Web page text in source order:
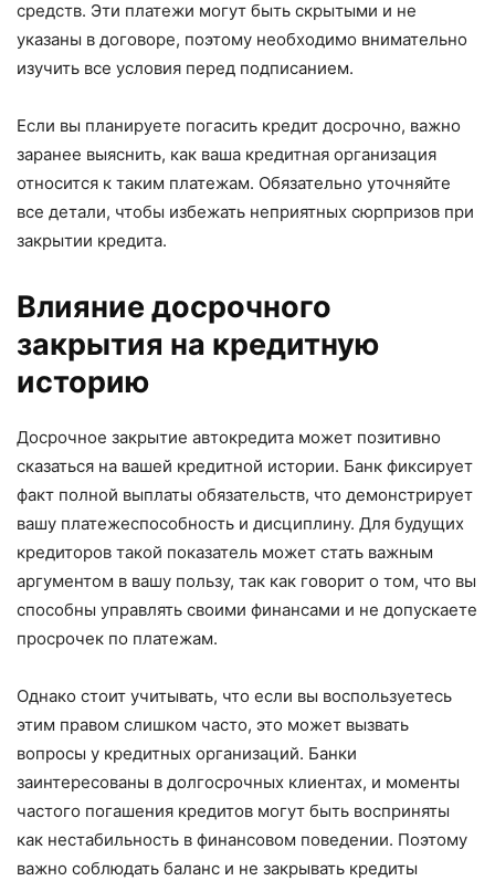
средств. Эти платежи могут быть скрытыми и не
указаны в договоре, поэтому необходимо внимательно
изучить все условия перед подписанием.
Если вы планируете погасить кредит досрочно, важно
заранее выяснить, как ваша кредитная организация
относится к таким платежам. Обязательно уточняйте
все детали, чтобы избежать неприятных сюрпризов при
закрытии кредита.
Влияние досрочного
закрытия на кредитную
историю
Досрочное закрытие автокредита может позитивно
сказаться на вашей кредитной истории. Банк фиксирует
факт полной выплаты обязательств, что демонстрирует
вашу платежеспособность и дисциплину. Для будущих
кредиторов такой показатель может стать важным
аргументом в вашу пользу, так как говорит о том, что вы
способны управлять своими финансами и не допускаете
просрочек по платежам.
Однако стоит учитывать, что если вы воспользуетесь
этим правом слишком часто, это может вызвать
вопросы у кредитных организаций. Банки
заинтересованы в долгосрочных клиентах, и моменты
частого погашения кредитов могут быть восприняты
как нестабильность в финансовом поведении. Поэтому
важно соблюдать баланс и не закрывать кредиты